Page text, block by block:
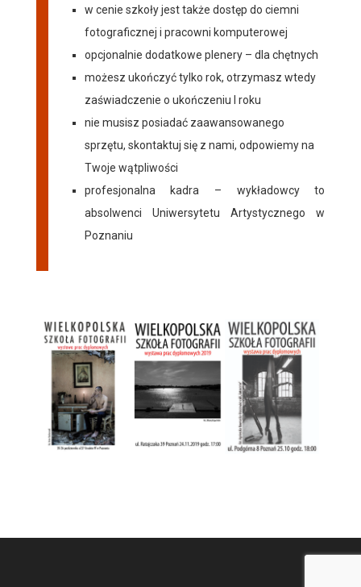
w cenie szkoły jest także dostęp do ciemni
fotograficznej i pracowni komputerowej
opcjonalnie dodatkowe plenery – dla chętnych
możesz ukończyć tylko rok, otrzymasz wtedy
zaświadczenie o ukończeniu I roku
nie musisz posiadać zaawansowanego
sprzętu, skontaktuj się z nami, odpowiemy na
Twoje wątpliwości
profesjonalna kadra – wykładowcy to
absolwenci Uniwersytetu Artystycznego w
Poznaniu